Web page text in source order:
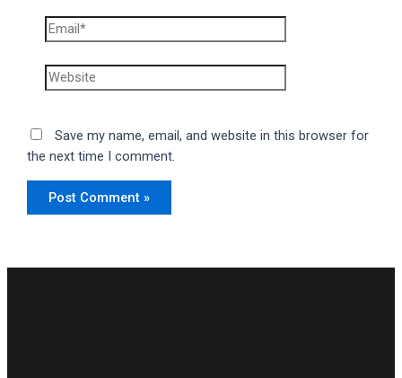
Email*
Website
Save my name, email, and website in this browser for
the next time I comment.